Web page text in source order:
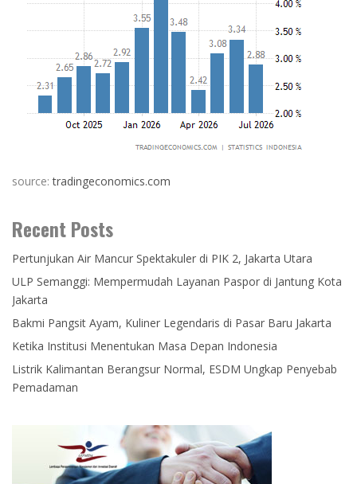
source:tradingeconomics.com
Recent Posts
Pertunjukan Air Mancur Spektakuler di PIK 2, Jakarta Utara
ULP Semanggi: Mempermudah Layanan Paspor di Jantung Kota
Jakarta
Bakmi Pangsit Ayam, Kuliner Legendaris di Pasar Baru Jakarta
Ketika Institusi Menentukan Masa Depan Indonesia
Listrik Kalimantan Berangsur Normal, ESDM Ungkap Penyebab
Pemadaman